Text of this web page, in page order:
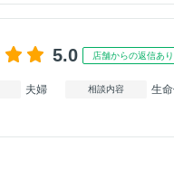
5.0 店舗からの返信あり
夫婦 相談内容 生